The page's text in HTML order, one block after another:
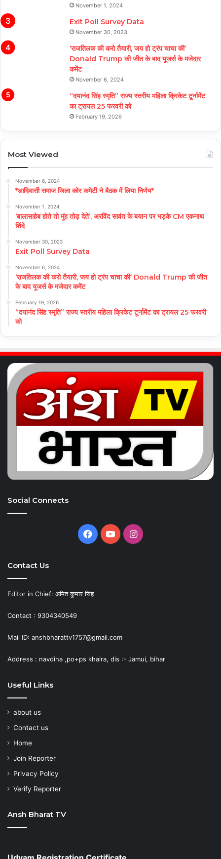
November 1, 2024
Exit Poll Survey Data
November 30, 2023
‘राजतिलक की करो तैयारी, जय हो ट्रंप चाचा की’
Donald Trump की जीत के बाद यूजर्स के मजेदार
कमेंट
November 6, 2024
“दयानंद सिंह स्मृति” राज्य स्तरीय महिला क्रिकेट टूर्नामेंट
का ट्रायल 25 फरवरी को
February 19, 2026
Most Viewed
November 6, 2024
*आदिवासी समाज जिला कोर कमेटी ने बैठक में लिया निर्णय*
November 1, 2024
‘बालासाहेब होते तो मुंह तोड़ देते’, अरविंद सावंत के बयान पर भड़के CM एकनाथ
शिंदे
November 30, 2023
Exit Poll Survey Data
November 6, 2024
‘राजतिलक की करो तैयारी, जय हो ट्रंप चाचा की’ Donald Trump की जीत
के बाद यूजर्स के मजेदार कमेंट
February 19, 2026
“दयानंद सिंह स्मृति” राज्य स्तरीय महिला क्रिकेट टूर्नामेंट का ट्रायल 25 फरवरी
को
Social Connects
Facebook
YouTubeInstagram
Contact Us
Editor in Chief: अमित कुमार सिंह
Contact : 9304340549
Mail ID: anshbharattv1757@gmail.com
Address : navdiha ,po+ps khaira, dis :- Jamui, bihar
Useful Links
about us
Contact us
Home
Join Reporter
Privacy Policy
Verify Reporter
Ansh Bharat TV